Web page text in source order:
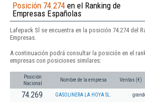
Posición 74.274 en el Ranking de
Empresas Españolas
Lafepack Sl se encuentra en la posición 74.274 del
Empresas.
A continuación podrá consultar la posición en el
empresas con posiciones similares:
Posición
Nacional
Nombre de la empresa Ventas (€)
74.269 GASOLINERA LA HOYA SL.